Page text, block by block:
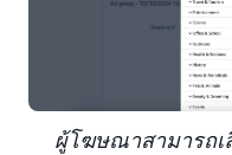
ผู้โฆษณาสามารถเ